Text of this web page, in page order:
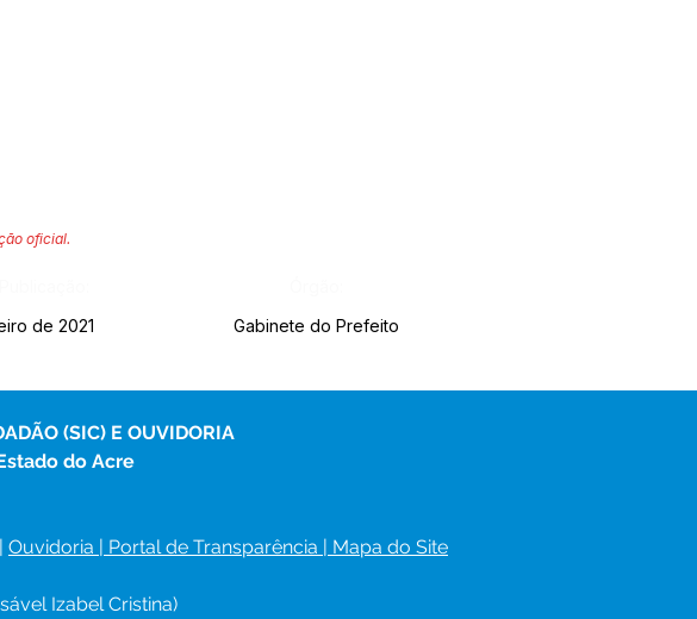
oficial.
de 2021 Gabinete do Prefeito
(SIC) E OUVIDORIA
do Acre
| Ouvidoria | Portal de Transparência | Mapa do Site
Izabel Cristina)